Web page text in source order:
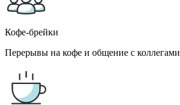
Кофе-брейки
Перерывы на кофе и общение с коллегами